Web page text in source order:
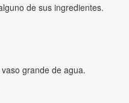
de sus ingredientes.
grande de agua.